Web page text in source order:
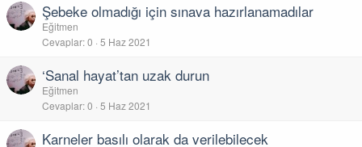
Şebeke olmadığı için sınava hazırlanamadılar
Eğitmen
Cevaplar 0 5 Haz 2021
‘Sanal hayat’tan uzak durun
Eğitmen
Cevaplar 0 5 Haz 2021
Karneler basılı olarak da verilebilecek